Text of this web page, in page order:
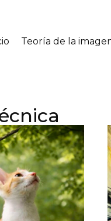
Teoría de la